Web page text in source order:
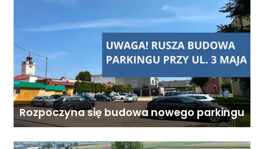
Rozpoczyna się budowa nowego parkingu